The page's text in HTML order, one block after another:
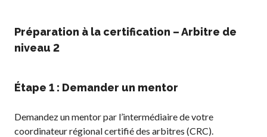
Préparation à la certification – Arbitre de
niveau 2
Étape 1 : Demander un mentor
Demandez un mentor par l’intermédiaire de votre
coordinateur régional certifié des arbitres (CRC).